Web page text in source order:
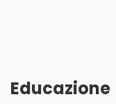
Educazione